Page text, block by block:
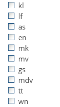
kl
lf
as
en
mk
mv
gs
mdv
tt
wn